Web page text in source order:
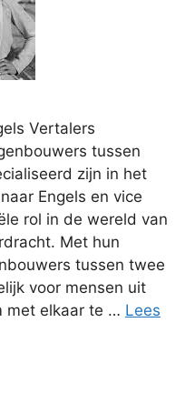
Vertalers
tussen
zijn in het
Engels en vice
rol in de wereld van
Met hun
tussen twee
voor mensen uit
met elkaar te … Lees